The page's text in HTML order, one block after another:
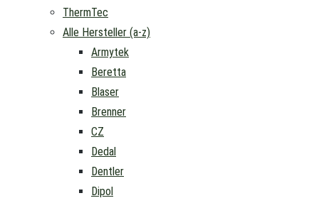
ThermTec
Alle Hersteller (a-z)
Armytek
Beretta
Blaser
Brenner
CZ
Dedal
Dentler
Dipol